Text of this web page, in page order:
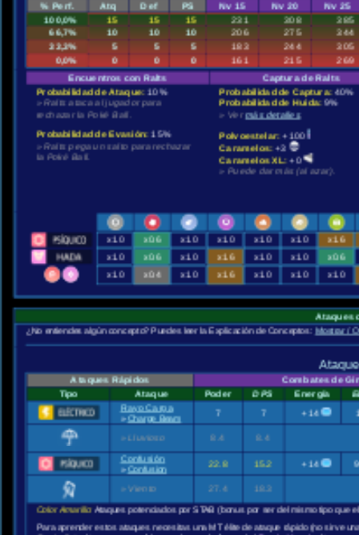
% Perf.
Atq Def PS Nv 15 Nv 20
Nv 25
100,0%
15 15 15 231 308
385
66,7%
10 10 10 206 275
344
33,3%
5 5 5 183 244
305
0,0%
0 0 0 161 215
269
Encuentros con Ralts
Captura de Ralts
Probabilidad de Ataque: 10%
» Ralts ataca al jugador para
rechazar la Poké Ball.
Probabilidad de Evasión: 15%
» Ralts pega un salto para rechazar
la Poké Ball.
Probabilidad de Captura:40%
Probabilidad de Huida:9%
» Vermás detalles.
Polvoestelar: +100
Caramelos:+3
Caramelos XL: +0
» Puede dar más (al azar).
x1.0 x0.6 x1.0 x1.0 x1.0 x1.0
x1.6
x1.0
x0.6 x1.0 x1.6 x1.0 x1.0
x0.6
x1.0
x0.4 x1.0 x1.6 x1.0 x1.0 x1.0
Ataques
¿No entiendes algún concepto? Puedes leer la Explicación de Conceptos: Mostrar /
Ataques Rápidos
Combates de
Tipo
Ataque Poder DPS Energía
Rayo Carga
»Charge Beam 7 7 +14
»Lluvioso 8.4
8.4
Confusión
»Confusion 22.8 15.2 +14
» Viento 27.4 18.3
Color Amarillo: Ataques potenciados por STAB (bonus por ser del mismo tipo que
Para aprender estos ataques necesitas una MT élite de ataque rápido (no sirve